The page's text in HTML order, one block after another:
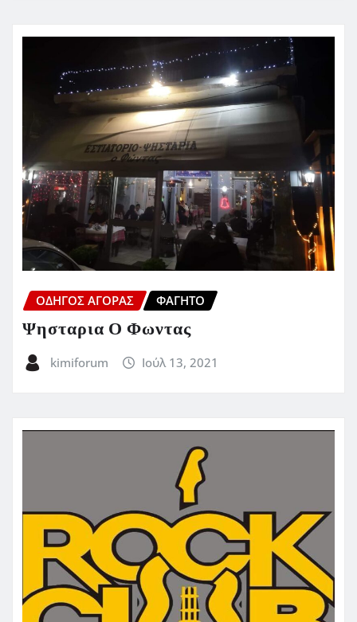
ΟΔΗΓΌΣ ΑΓΟΡΆΣ ΦΑΓΗΤΌ
Ψησταρια Ο Φωντας
kimiforum Ιούλ 13, 2021